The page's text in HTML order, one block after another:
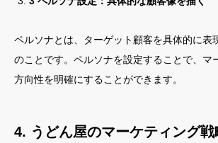
ペルソナとは、ターゲット顧客を具体的に表
のことです。ペルソナを設定することで、マ
方向性を明確にすることができます。
4. うどん屋のマーケティング戦